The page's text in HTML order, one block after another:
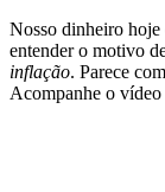
Nosso dinheiro hoje
entender o motivo
inflação. Parece
Acompanhe o vídeo